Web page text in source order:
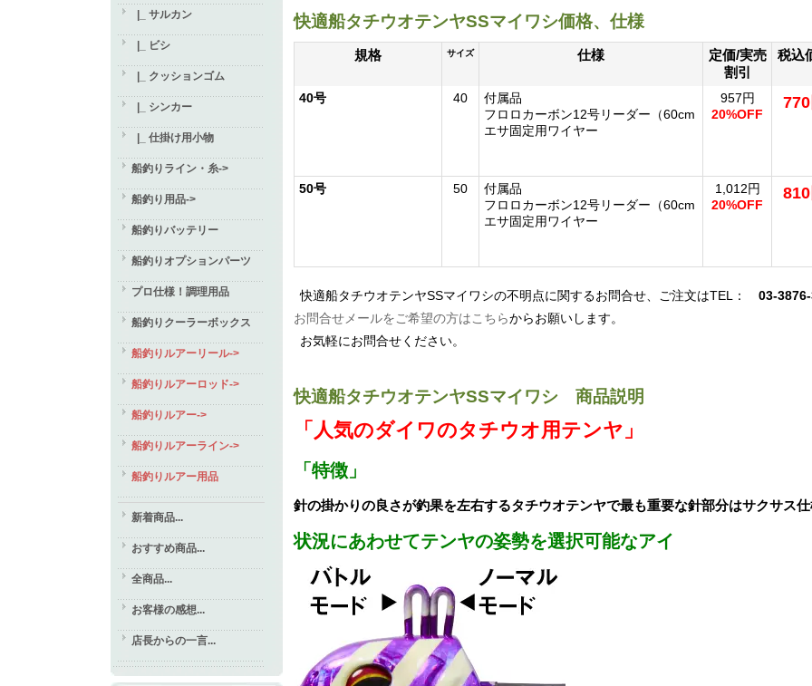
|_ サルカン
|_ ビシ
|_ クッションゴム
|_ シンカー
|_ 仕掛け用小物
船釣りライン・糸->
船釣り用品->
船釣りバッテリー
船釣りオプションパーツ
プロ仕様！調理用品
船釣りクーラーボックス
船釣りルアーリール->
船釣りルアーロッド->
船釣りルアー->
船釣りルアーライン->
船釣りルアー用品
新着商品...
おすすめ商品...
全商品...
お客様の感想...
店長からの一言...
快適船タチウオテンヤSSマイワシ価格、仕様
規格 サイズ 仕様
定価/実売
割引
税込
40号 40
付属品
フロロカーボン12号リーダー（60cm
エサ固定用ワイヤー
957円
20%OFF
50号 50
付属品
フロロカーボン12号リーダー（60cm
エサ固定用ワイヤー
1,012円
20%OFF
快適船タチウオテンヤSSマイワシの不明点に関するお問合せ、ご注文はTEL： 03-
お問合せメールをご希望の方はこちらからお願いします。
お気軽にお問合せください。
快適船タチウオテンヤSSマイワシ 商品説明
「人気のダイワのタチウオ用テンヤ」
「特徴」
針の掛かりの良さが釣果を左右するタチウオテンヤで最も重要な針部分はサクサス
状況にあわせてテンヤの姿勢を選択可能なアイ